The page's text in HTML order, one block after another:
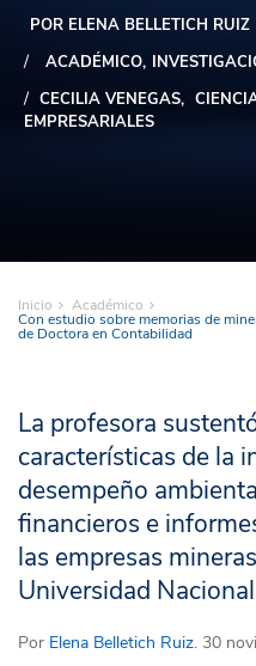
POR ELENA BELLETICH RUIZ
ACADÉMICO
CECILIA VENEGAS
EMPRESARIALES
Inicio Académico
Con estudio sobre memorias de
de Doctora en Contabilidad
La profesora
características de la
desempeño
financieros e
las empresas
Universidad
Por Elena Belletich Ruiz. 30